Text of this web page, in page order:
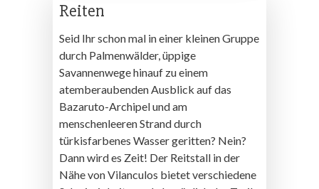
Reiten
Seid Ihr schon mal in einer kleinen Gruppe
durch Palmenwälder, üppige
Savannenwege hinauf zu einem
atemberaubenden Ausblick auf das
Bazaruto-Archipel und am
menschenleeren Strand durch
türkisfarbenes Wasser geritten? Nein?
Dann wird es Zeit! Der Reitstall in der
Nähe von Vilanculos bietet verschiedene